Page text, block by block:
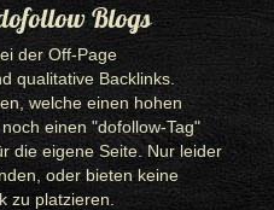
Blogs
der Off-Page
qualitative Backlinks.
welche einen hohen
einen "dofollow-Tag"
die eigene Seite. Nur leider
oder bieten keine
zu platzieren.